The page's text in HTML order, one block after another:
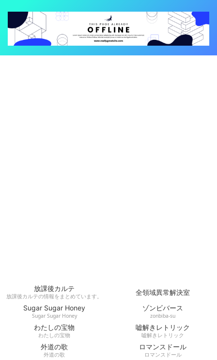
放課後カルテ
放課後カルテの情報をまとめています。
全領域異常解決室
Sugar Sugar Honey
Sugar Sugar Honey
ゾンビバース
zonbiba-su
わたしの宝物
わたしの宝物
嘘解きレトリック
嘘解きレトリック
外道の歌
外道の歌
ロマンスドール
ロマンスドール